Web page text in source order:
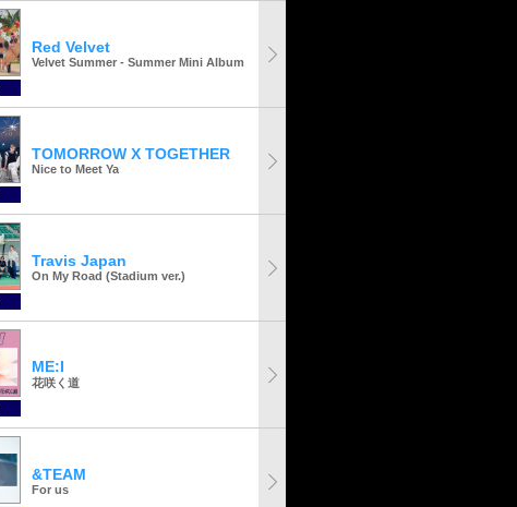
Red Velvet
Velvet Summer - Summer Mini Album
TOMORROW X TOGETHER
Nice to Meet Ya
Travis Japan
On My Road (Stadium ver.)
ME:I
花咲く道
&TEAM
For us